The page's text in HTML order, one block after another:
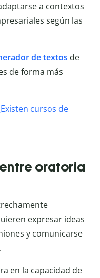
a contextos
según las
de textos de
de forma más
cursos de
oratoria
expresar ideas
y comunicarse
en la capacidad de